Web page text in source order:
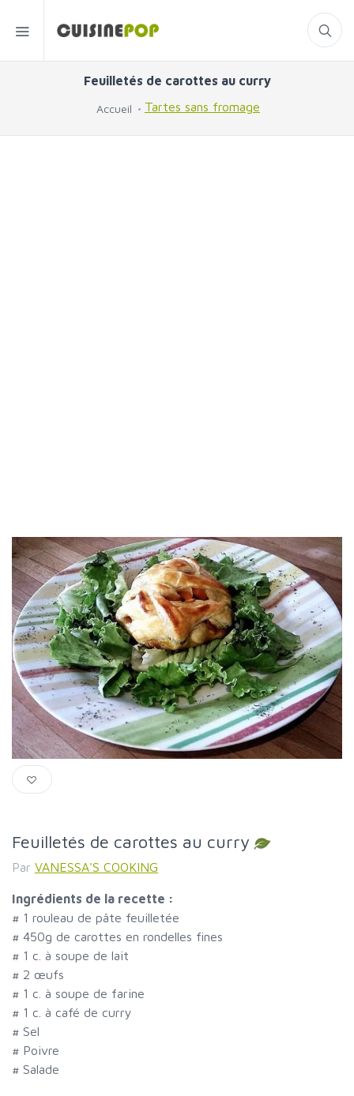
Feuilletés de carottes au curry
Accueil Tartes sans fromage
Feuilletés de carottes au curry
Par VANESSA'S COOKING
Ingrédients de la recette :
# 1 rouleau de pâte feuilletée
# 450g de carottes en rondelles fines
# 1 c. à soupe de lait
# 2 œufs
# 1 c. à soupe de farine
# 1 c. à café de curry
# Sel
# Poivre
# Salade